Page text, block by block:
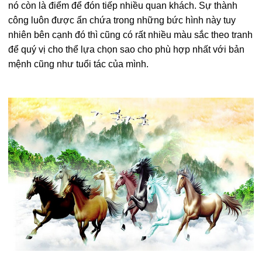
nó còn là điểm để đón tiếp nhiều quan khách. Sự thành
công luôn được ẩn chứa trong những bức hình này tuy
nhiên bên cạnh đó thì cũng có rất nhiều màu sắc theo tranh
để quý vị cho thể lựa chọn sao cho phù hợp nhất với bản
mệnh cũng như tuổi tác của mình.